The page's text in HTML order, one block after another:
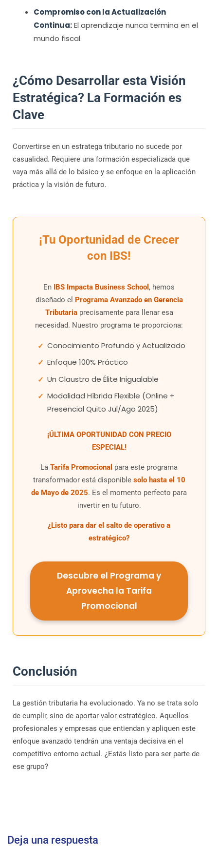
Compromiso con la Actualización
Continua:El aprendizaje nunca termina en el
mundo fiscal.
¿Cómo Desarrollar esta Visión
Estratégica? La Formación es
Clave
Convertirse en un estratega tributario no sucede por
casualidad. Requiere una formación especializada que
vaya más allá de lo básico y se enfoque en la aplicación
práctica y la visión de futuro.
¡Tu Oportunidad de Crecer
con IBS!
En IBS Impacta Business School , hemos
diseñado el Programa Avanzado en Gerencia
Tributariaprecisamente para llenar esa
necesidad. Nuestro programa te proporciona:
Conocimiento Profundo y Actualizado
Enfoque 100% Práctico
Un Claustro de Élite Inigualable
Modalidad Híbrida Flexible (Online +
Presencial Quito Jul/Ago 2025)
¡ÚLTIMA OPORTUNIDAD CON PRECIO
ESPECIAL!
La Tarifa Promocional para este programa
transformador está disponible solo hasta el 10
de Mayo de 2025. Es el momento perfecto para
invertir en tu futuro.
¿Listo para dar el salto de operativo a
estratégico?
Descubre el Programa y
Aprovecha la Tarifa
Promocional
Conclusión
La gestión tributaria ha evolucionado. Ya no se trata solo
de cumplir, sino de aportar valor estratégico. Aquellos
profesionales y empresas que entiendan y apliquen este
enfoque avanzado tendrán una ventaja decisiva en el
competitivo entorno actual. ¿Estás listo para ser parte de
ese grupo?
Deja una respuesta